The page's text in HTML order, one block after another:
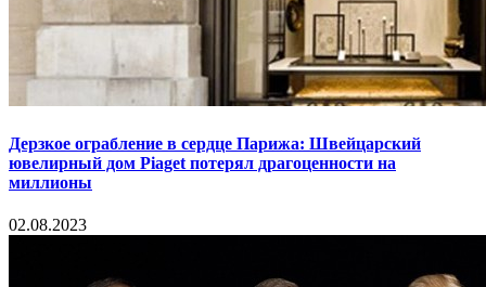
Дерзкое ограбление в сердце Парижа: Швейцарский
ювелирный дом Piaget потерял драгоценности на
миллионы
02.08.2023